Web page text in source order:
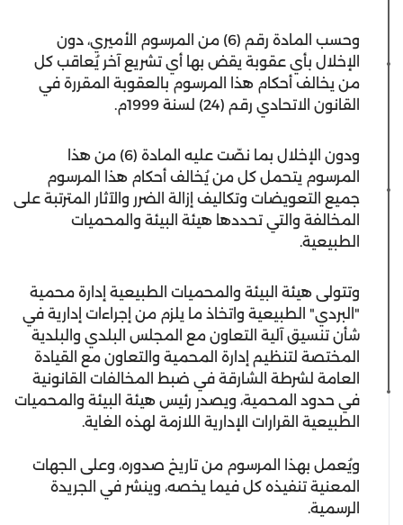
وحسب المادة رقم (6) من المرسوم الأميري، دون
الإخلال بأي عقوبة يقض بها أي تشريع آخر يُعاقب كل
من يخالف أحكام هذا المرسوم بالعقوبة المقررة في
القانون الاتحادي رقم (24) لسنة 1999م.
ودون الإخلال بما نصّت عليه المادة (6) من هذا
المرسوم يتحمل كل من يُخالف أحكام هذا المرسوم
جميع التعويضات وتكاليف إزالة الضرر والآثار المترتبة على
المخالفة والتي تحددها هيئة البيئة والمحميات
الطبيعية.
وتتولى هيئة البيئة والمحميات الطبيعية إدارة محمية
"البردي" الطبيعية واتخاذ ما يلزم من إجراءات إدارية في
شأن تنسيق آلية التعاون مع المجلس البلدي والبلدية
المختصة لتنظيم إدارة المحمية والتعاون مع القيادة
العامة لشرطة الشارقة في ضبط المخالفات القانونية
في حدود المحمية، ويصدر رئيس هيئة البيئة والمحميات
الطبيعية القرارات الإدارية اللازمة لهذه الغاية.
ويُعمل بهذا المرسوم من تاريخ صدوره، وعلى الجهات
المعنية تنفيذه كل فيما يخصه، وينشر في الجريدة
الرسمية.